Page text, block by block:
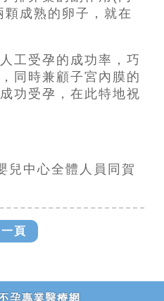
成熟的卵子，就在
工受孕的成功率，巧
同時兼顧子宮內膜的
功受孕，在此特地祝
兒中心全體人員同賀
頁